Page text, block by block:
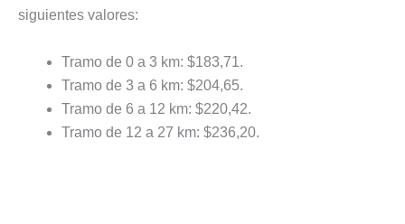
siguientes valores:
Tramo de 0 a 3 km: $183,71.
Tramo de 3 a 6 km: $204,65.
Tramo de 6 a 12 km: $220,42.
Tramo de 12 a 27 km: $236,20.